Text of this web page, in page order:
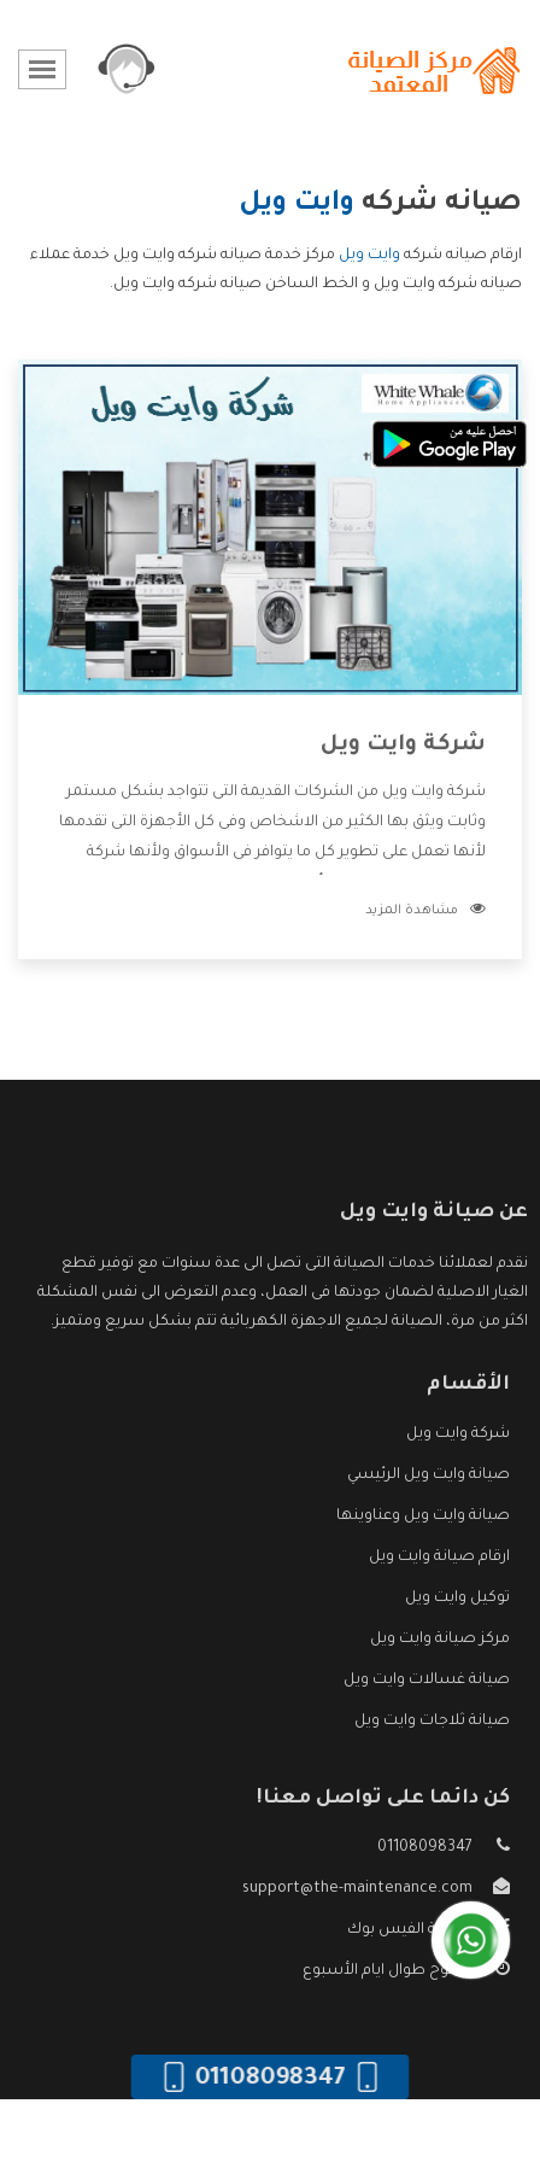
صيانه شركه وايت ويل
ارقام صيانه شركه وايت ويل مركز خدمة صيانه شركه وايت ويل خدمة عملاء
صيانه شركه وايت ويل و الخط الساخن صيانه شركه وايت ويل.
شركة وايت ويل
شركة وايت ويل من الشركات القديمة التى تتواجد بشكل مستمر
وثابت ويثق بها الكثير من الاشخاص وفى كل الأجهزة التى تقدمها
لأنها تعمل على تطوير كل ما يتوافر فى الأسواق ولأنها شركة
وتقدم للعملاء أقوى العروض والخصومات التى تسهل على
مشاهدة المزيد
عن صيانة وايت ويل
نقدم لعملائنا خدمات الصيانة التى تصل الى عدة سنوات مع توفير قطع
الغيار الاصلية لضمان جودتها فى العمل، وعدم التعرض الى نفس المشكلة
اكثر من مرة، الصيانة لجميع الاجهزة الكهربائية تتم بشكل سريع ومتميز.
الأقسام
شركة وايت ويل
صيانة وايت ويل الرئيسي
صيانة وايت ويل وعناوينها
ارقام صيانة وايت ويل
توكيل وايت ويل
مركز صيانة وايت ويل
صيانة غسالات وايت ويل
صيانة ثلاجات وايت ويل
كن دائما على تواصل معنا!
01108098347
support@the-maintenance.com
صفحة الفيس بوك
مفتوح طوال ايام الأسبوع
01108098347